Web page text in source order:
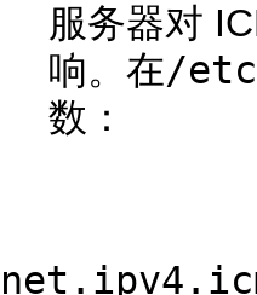
服务器对
响。在/
数：